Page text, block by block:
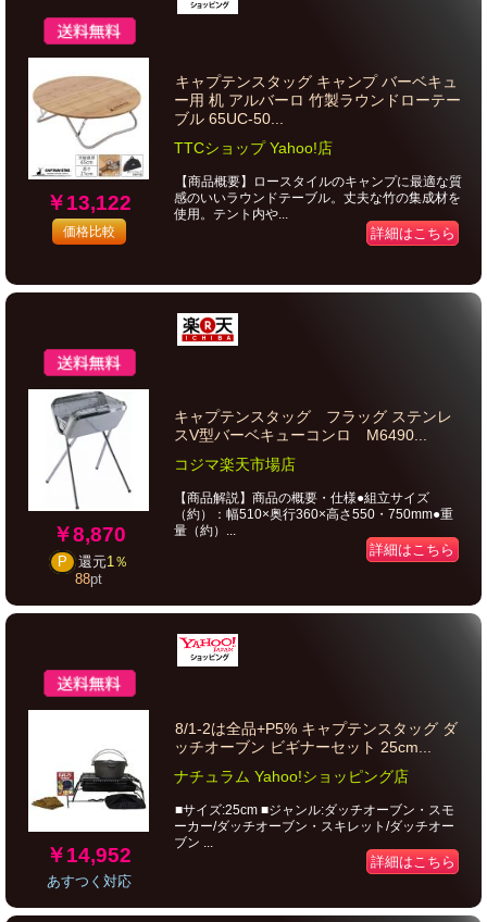
￥13,122
価格比較
キャプテンスタッグ キャンプ バーベキュ
ー用 机 アルバーロ 竹製ラウンドローテー
ブル 65UC-50...
TTCショップ Yahoo!店
【商品概要】ロースタイルのキャンプに最適な質
感のいいラウンドテーブル。丈夫な竹の集成材を
使用。テント内や...
詳細はこちら
￥8,870
P 還元1％
88pt
キャプテンスタッグ フラッグ ステンレ
スV型バーベキューコンロ M6490...
コジマ楽天市場店
【商品解説】商品の概要・仕様●組立サイズ
（約）：幅510×奥行360×高さ550・750mm●重
量（約）...
詳細はこちら
￥14,952
あすつく対応
8/1-2は全品+P5% キャプテンスタッグ ダ
ッチオーブン ビギナーセット 25cm...
ナチュラム Yahoo!ショッピング店
■サイズ:25cm ■ジャンル:ダッチオーブン・スモ
ーカー/ダッチオーブン・スキレット/ダッチオー
ブン ...
詳細はこちら